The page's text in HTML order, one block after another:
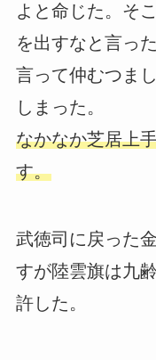
よと命じた。そ
を出すなと言っ
言って仲むつま
しまった。
なかなか芝居上
す。
武徳司に戻った
すが陸雲旗は九
許した。